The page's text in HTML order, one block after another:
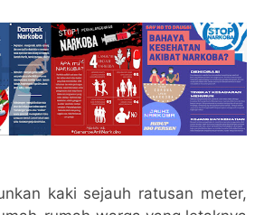
kaki sejauh ratusan meter,